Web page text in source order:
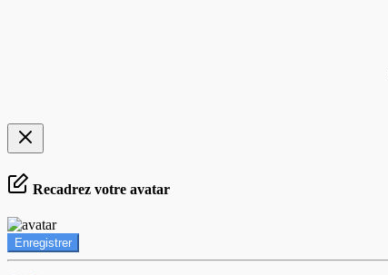
Recadrez votre avatar
Enregistrer